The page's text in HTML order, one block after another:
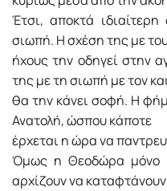
Έτσι, αποκτά
σιωπή. Η σχέση της με
ήχους την οδηγεί στην
της με τη σιωπή με τον
θα την κάνει σοφή. Η
Ανατολή, ώσπου κάποτε
έρχεται η ώρα να
Όμως η Θεοδώρα μόνο
αρχίζουν να